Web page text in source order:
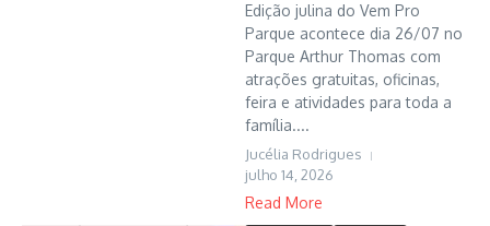
Edição julina do Vem Pro
Parque acontece dia 26/07 no
Parque Arthur Thomas com
atrações gratuitas, oficinas,
feira e atividades para toda a
família....
Jucélia Rodrigues
julho 14, 2026
Read More